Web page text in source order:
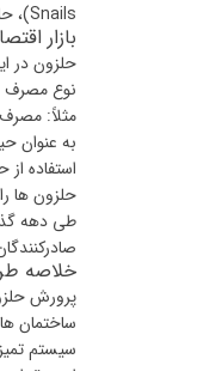
Snails)، حلزون زبرا (zebra snails)، حلزون سیب یا حلزون طلائی در آکواریوم های گیاهی استفاده نمایید.
بازار
حلزون در
نوع مصرف
مثلاً:
به عنوان
استفاده
حلزون ها
طی دهه
خلاصه
پرورش
ساختمان ها: £۴،۰۰۰ –
سیستم تمیز